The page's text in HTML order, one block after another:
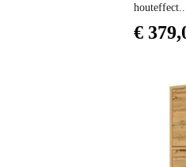
houteffect...
€